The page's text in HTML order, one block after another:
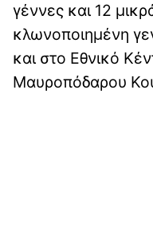
γέννες και 12
κλωνοποιημένη
και στο Εθνικό
Μαυροπόδαρου